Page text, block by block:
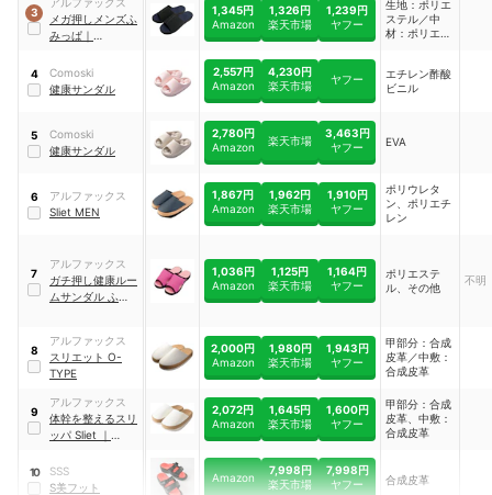
3
メガ押しメンズふ
みっぱ ｜
1,345円
Amazon
1,326円
楽天市場
1,239円
ヤフー
生地：ポリエ
ステル／中
材：ポリエチ
4
Comoski
健康サンダル
2,557円
Amazon
4,230円
楽天市場
ヤフー
エチレン酢酸
ビニル
5
Comoski
健康サンダル
2,780円
Amazon
楽天市場
3,463円
ヤフー
EVA
6
アルファックス
Sliet MEN
1,867円
Amazon
1,962円
楽天市場
1,910円
ヤフー
ポリウレタ
ン、ポリエチ
レン
7
アルファックス
ガチ押し健康ルー
ムサンダル ふみっ
1,036円
Amazon
1,125円
楽天市場
1,164円
ヤフー
ポリエステ
ル、その他
不明
8
アルファックス
スリエット O-
TYPE
2,000円
Amazon
1,980円
楽天市場
1,943円
ヤフー
甲部分：合成
皮革／中敷：
合成皮革
9
アルファックス
体幹を整えるスリ
ッパ Sliet
｜
2,072円
Amazon
1,645円
楽天市場
1,600円
ヤフー
甲部分：合成
皮革、中敷：
合成皮革
10
SSS
S美フット
Amazon
7,998円
楽天市場
7,998円
ヤフー
合成皮革